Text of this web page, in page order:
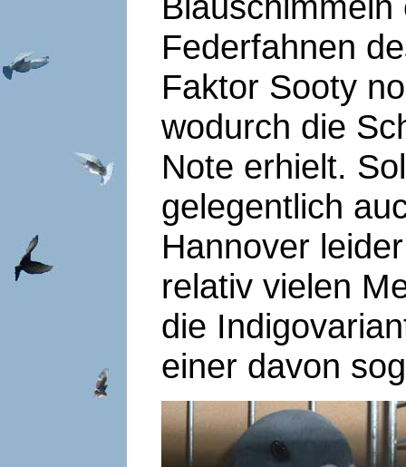
Federfahnen
Faktor Sooty
wodurch die
Note erhielt.
gelegentlich
Hannover
relativ vielen
die
einer davon